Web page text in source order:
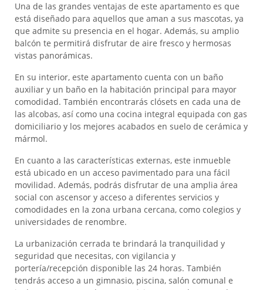
Una de las grandes ventajas de este apartamento es que
está diseñado para aquellos que aman a sus mascotas, ya
que admite su presencia en el hogar. Además, su amplio
balcón te permitirá disfrutar de aire fresco y hermosas
vistas panorámicas.
En su interior, este apartamento cuenta con un baño
auxiliar y un baño en la habitación principal para mayor
comodidad. También encontrarás clósets en cada una de
las alcobas, así como una cocina integral equipada con gas
domiciliario y los mejores acabados en suelo de cerámica y
mármol.
En cuanto a las características externas, este inmueble
está ubicado en un acceso pavimentado para una fácil
movilidad. Además, podrás disfrutar de una amplia área
social con ascensor y acceso a diferentes servicios y
comodidades en la zona urbana cercana, como colegios y
universidades de renombre.
La urbanización cerrada te brindará la tranquilidad y
seguridad que necesitas, con vigilancia y
portería/recepción disponible las 24 horas. También
tendrás acceso a un gimnasio, piscina, salón comunal e